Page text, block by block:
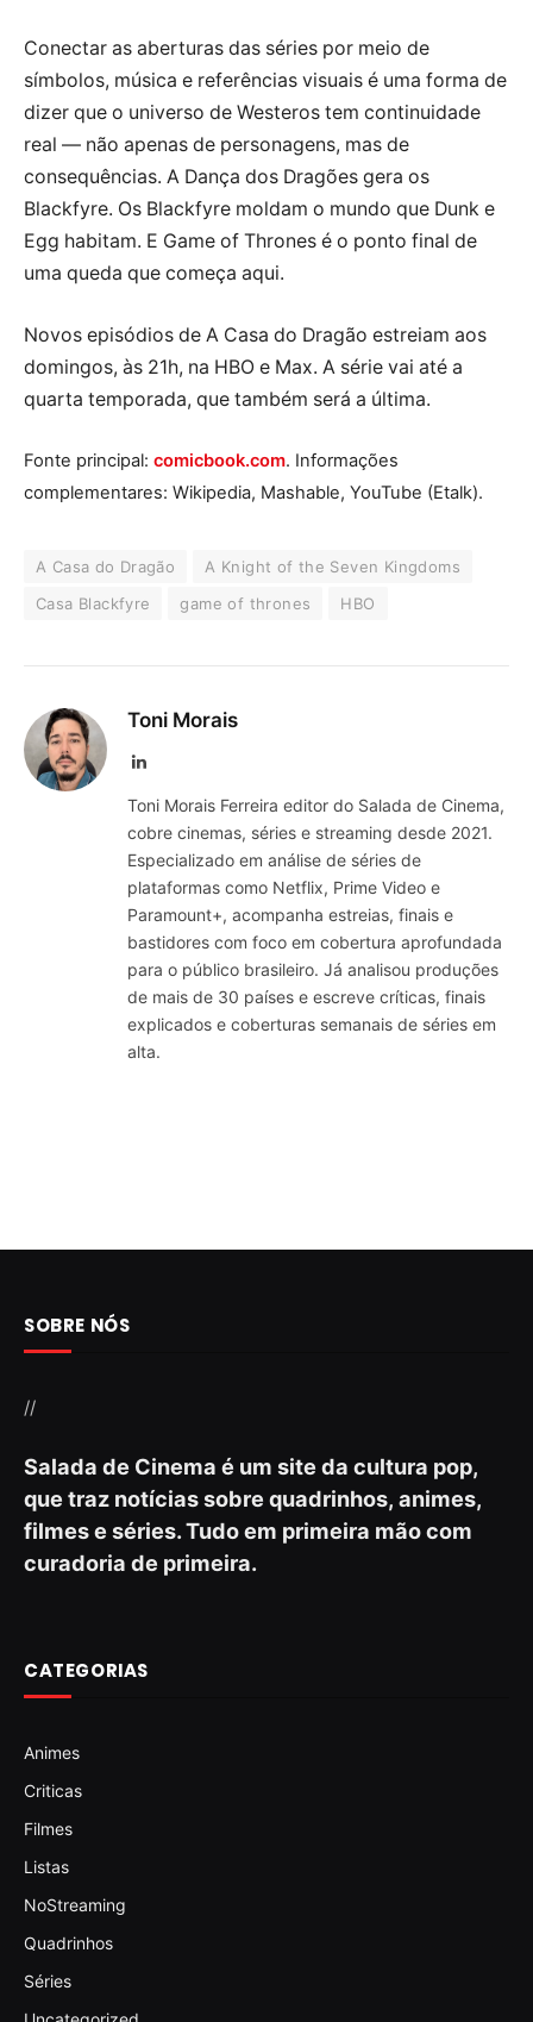
Conectar as aberturas das séries por meio de
símbolos, música e referências visuais é uma forma de
dizer que o universo de Westeros tem continuidade
real — não apenas de personagens, mas de
consequências. A Dança dos Dragões gera os
Blackfyre. Os Blackfyre moldam o mundo que Dunk e
Egg habitam. E Game of Thrones é o ponto final de
uma queda que começa aqui.
Novos episódios de A Casa do Dragão estreiam aos
domingos, às 21h, na HBO e Max. A série vai até a
quarta temporada, que também será a última.
Fonte principal: comicbook.com. Informações
complementares: Wikipedia, Mashable, YouTube (Etalk).
A Casa do Dragão
A Knight of the Seven Kingdoms
Casa Blackfyre
game of thrones HBO
Toni Morais
LinkedIn
Toni Morais Ferreira editor do Salada de Cinema,
cobre cinemas, séries e streaming desde 2021.
Especializado em análise de séries de
plataformas como Netflix, Prime Video e
Paramount+, acompanha estreias, finais e
bastidores com foco em cobertura aprofundada
para o público brasileiro. Já analisou produções
de mais de 30 países e escreve críticas, finais
explicados e coberturas semanais de séries em
alta.
SOBRE NÓS
//
Salada de Cinema é um site da cultura pop,
que traz notícias sobre quadrinhos, animes,
filmes e séries. Tudo em primeira mão com
curadoria de primeira.
CATEGORIAS
Animes
Criticas
Filmes
Listas
NoStreaming
Quadrinhos
Séries